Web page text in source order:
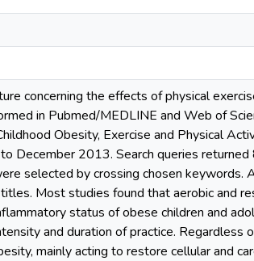
concerning the effects of physical
in Pubmed/MEDLINE and Web of
Obesity, Exercise and Physical
December 2013. Search queries
selected by crossing chosen keywords.
Most studies found that aerobic and
status of obese children and
and duration of practice. Regardless
mainly acting to restore cellular and